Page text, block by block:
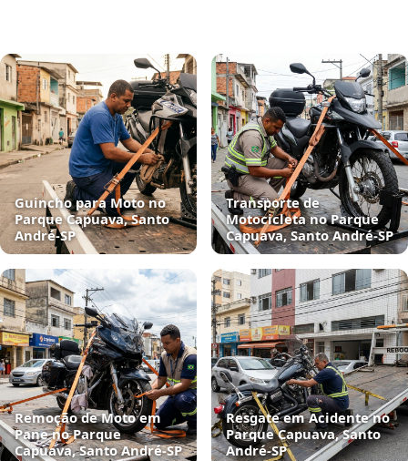
Guincho para Moto no
Parque Capuava, Santo
André‑SP
Transporte de
Motocicleta no Parque
Capuava, Santo André‑SP
Remoção de Moto em
Pane no Parque
Capuava, Santo André‑SP
Resgate em Acidente no
Parque Capuava, Santo
André‑SP